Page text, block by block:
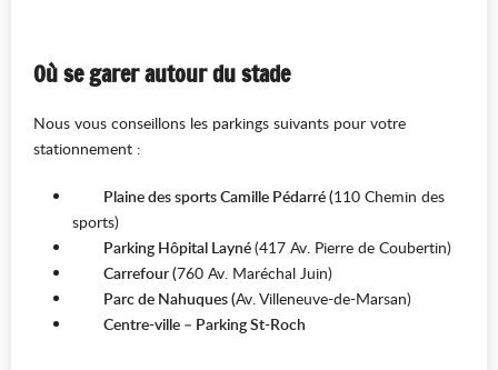
Où se garer autour du stade
Nous vous conseillons les parkings suivants pour votre
stationnement :
Plaine des sports Camille Pédarré (110 Chemin des
sports)
Parking Hôpital Layné(417 Av. Pierre de Coubertin)
Carrefour (760 Av. Maréchal Juin)
Parc de Nahuques (Av. Villeneuve-de-Marsan)
Centre-ville – Parking St-Roch